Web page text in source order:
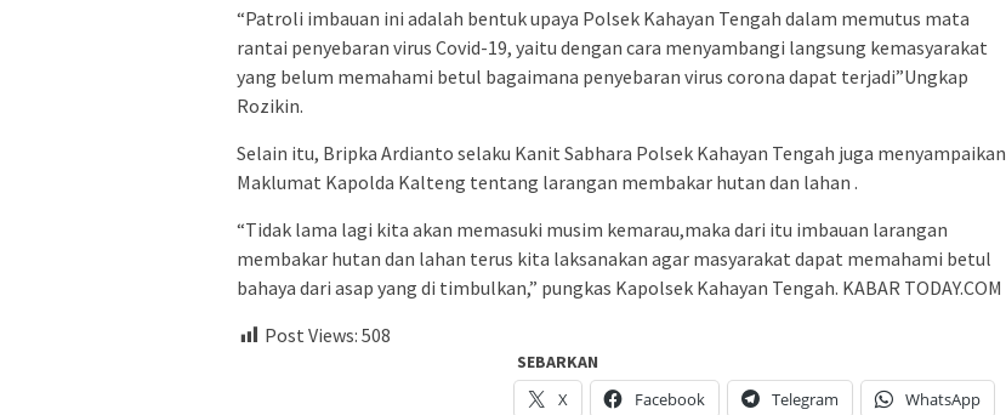
“Patroli imbauan ini adalah bentuk upaya Polsek Kahayan Tengah dalam memutus mata
rantai penyebaran virus Covid-19, yaitu dengan cara menyambangi langsung kemasyarakat
yang belum memahami betul bagaimana penyebaran virus corona dapat terjadi”Ungkap
Rozikin.
Selain itu, Bripka Ardianto selaku Kanit Sabhara Polsek Kahayan Tengah juga menyampaikan
Maklumat Kapolda Kalteng tentang larangan membakar hutan dan lahan .
“Tidak lama lagi kita akan memasuki musim kemarau,maka dari itu imbauan larangan
membakar hutan dan lahan terus kita laksanakan agar masyarakat dapat memahami betul
bahaya dari asap yang di timbulkan,” pungkas Kapolsek Kahayan Tengah. KABAR TODAY.COM
Post Views: 508
SEBARKAN
X
Facebook Telegram WhatsApp